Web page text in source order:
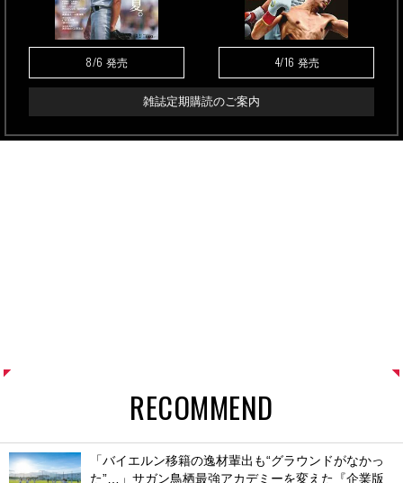
8/6 発売 4/16 発売
雑誌定期購読のご案内
RECOMMEND
「バイエルン移籍の逸材輩出も“グラウンドがなかっ
た”…」サガン鳥栖最強アカデミーを変えた『企業版